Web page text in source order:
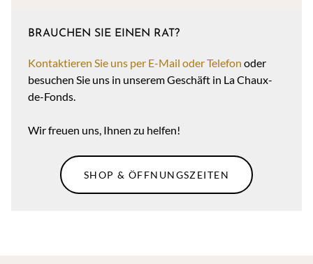
BRAUCHEN SIE EINEN RAT?
Kontaktieren Sie uns per E-Mail oder Telefon oder
besuchen Sie uns in unserem Geschäft in La Chaux-
de-Fonds.
Wir freuen uns, Ihnen zu helfen!
SHOP & ÖFFNUNGSZEITEN